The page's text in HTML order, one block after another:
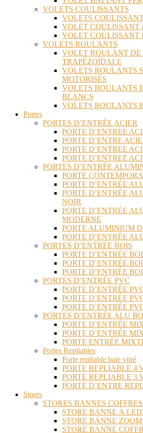
VOLETS COULISSANTS
VOLETS
VOLET
VOLET COULISSANT
VOLETS ROULANTS
VOLET ROULANT DE
TRAPÉZOÏDALE
VOLETS ROULANTS
MOTORISÉS
VOLETS ROULANTS
BLANCS
VOLETS ROULANTS
Portes
PORTES D’ENTRÉE ACIER
PORTE D’ENTREE
PORTE D’ENTRE
PORTE D’ENTREE
PORTE D’ENTREE
PORTES D’ENTRÉE
PORTE
PORTE D’ENTRÉE
PORTE D’ENTRÉE
NOIR
PORTE D’ENTRÉE
MODERNE
PORTE ALUMINIUM
PORTE D’ENTRÉE
PORTES D’ENTRÉE BOIS
PORTE D’ENTRÉE
PORTE D’ENTRÉE
PORTE D’ENTRÉE
PORTES D’ENTRÉE PVC
PORTE D’ENTRÉE
PORTE D’ENTRÉE
PORTE D’ENTRÉE
PORTES D’ENTRÉE ALU
PORTE D’ENTRÉE
PORTE D’ENTRÉE
PORTE ENTRÉE
Portes Repliables
Porte repliable baie vitré
PORTE REPLIABLE 4
PORTE REPLIABLE 3
PORTE D’ENTRE
Stores
STORES BANNES
STORE BANNE À
STORE BANNE
STORE BANNE